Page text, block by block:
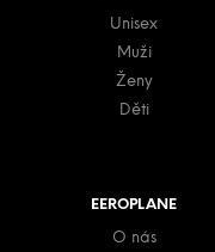
Unisex
Muži
Ženy
Děti
EEROPLANE
O nás